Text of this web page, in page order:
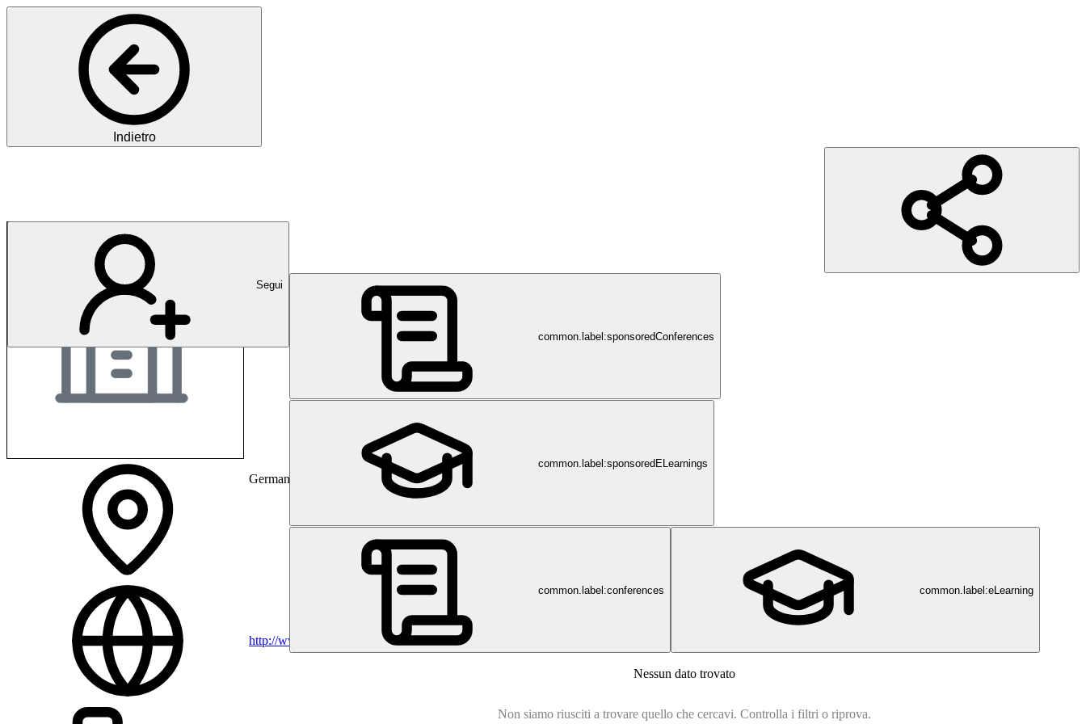
Indietro
Segui
Germany
http://www.medizin.uni-leipzig.de
common.label:sponsoredConferences
common.label:sponsoredELearnings
common.label:conferences common.label:eLearning
Nessun dato trovato
Non siamo riusciti a trovare quello che cercavi. Controlla i filtri o riprova.